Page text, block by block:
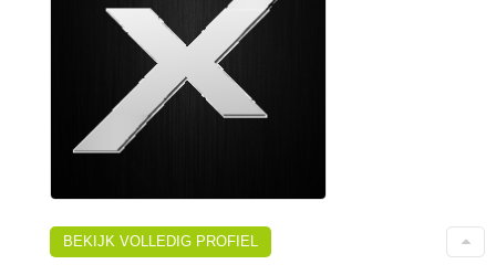
BEKIJK VOLLEDIG PROFIEL